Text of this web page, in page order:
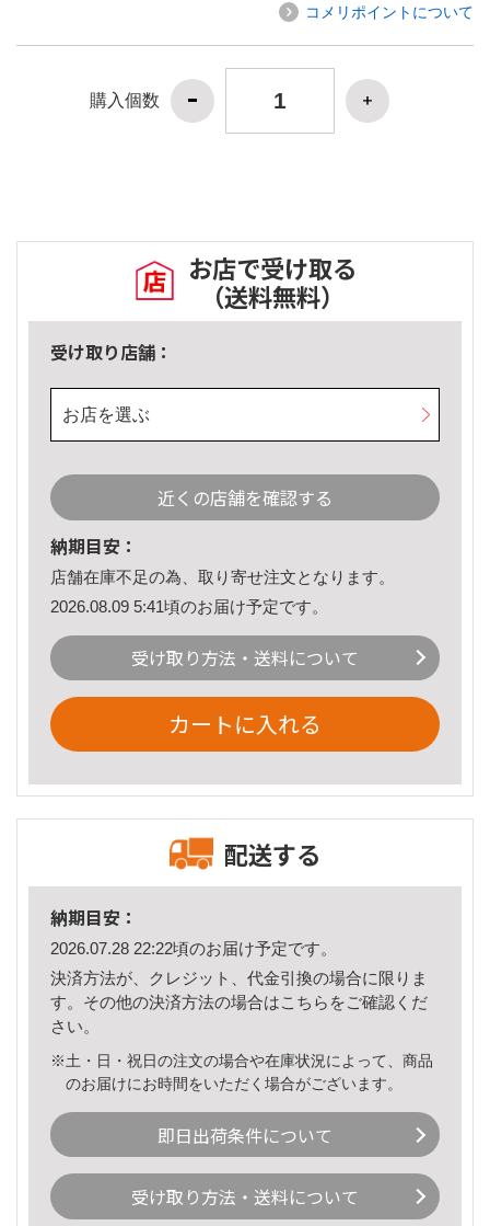
コメリポイントについて
購入個数
お店で受け取る
（送料無料）
受け取り店舗：
お店を選ぶ
近くの店舗を確認する
納期目安：
店舗在庫不足の為、取り寄せ注文となります。
2026.08.09 5:41頃のお届け予定です。
受け取り方法・送料について
カートに入れる
配送する
納期目安：
2026.07.28 22:22頃のお届け予定です。
決済方法が、クレジット、代金引換の場合に限りま
す。その他の決済方法の場合はこちら をご確認くだ
さい。
※土・日・祝日の注文の場合や在庫状況によって、商品
のお届けにお時間をいただく場合がございます。
即日出荷条件について
受け取り方法・送料について